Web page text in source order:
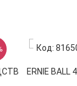
Код:
ERNIE